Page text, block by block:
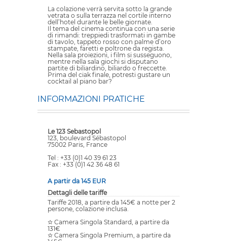
La colazione verrà servita sotto la grande
vetrata o sulla terrazza nel cortile interno
dell’hotel durante le belle giornate.
Il tema del cinema continua con una serie
di rimandi: treppiedi trasformati in gambe
di tavolo, tappeto rosso con palme d’oro
stampate, faretti e poltrone da regista.
Nella sala proiezioni, i film si susseguono,
mentre nella sala giochi si disputano
partite di biliardino, biliardo o freccette.
Prima del ciak finale, potresti gustare un
cocktail al piano bar?
INFORMAZIONI PRATICHE
Le 123 Sebastopol
123, boulevard Sébastopol
75002 Paris, France
Tel : +33 (0)1 40 39 61 23
Fax : +33 (0)1 42 36 48 61
A partir da 145 EUR
Dettagli delle tariffe
Tariffe 2018, a partire da 145€ a notte per 2
persone, colazione inclusa.
✫ Camera Singola Standard, a partire da
131€
✫ Camera Singola Premium, a partire da